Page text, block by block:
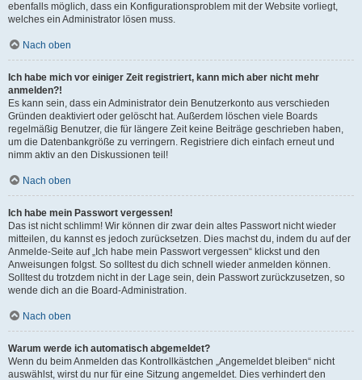
ebenfalls möglich, dass ein Konfigurationsproblem mit der Website vorliegt,
welches ein Administrator lösen muss.
Nach oben
Ich habe mich vor einiger Zeit registriert, kann mich aber nicht mehr
anmelden?!
Es kann sein, dass ein Administrator dein Benutzerkonto aus verschieden
Gründen deaktiviert oder gelöscht hat. Außerdem löschen viele Boards
regelmäßig Benutzer, die für längere Zeit keine Beiträge geschrieben haben,
um die Datenbankgröße zu verringern. Registriere dich einfach erneut und
nimm aktiv an den Diskussionen teil!
Nach oben
Ich habe mein Passwort vergessen!
Das ist nicht schlimm! Wir können dir zwar dein altes Passwort nicht wieder
mitteilen, du kannst es jedoch zurücksetzen. Dies machst du, indem du auf der
Anmelde-Seite auf „Ich habe mein Passwort vergessen“ klickst und den
Anweisungen folgst. So solltest du dich schnell wieder anmelden können.
Solltest du trotzdem nicht in der Lage sein, dein Passwort zurückzusetzen, so
wende dich an die Board-Administration.
Nach oben
Warum werde ich automatisch abgemeldet?
Wenn du beim Anmelden das Kontrollkästchen „Angemeldet bleiben“ nicht
auswählst, wirst du nur für eine Sitzung angemeldet. Dies verhindert den